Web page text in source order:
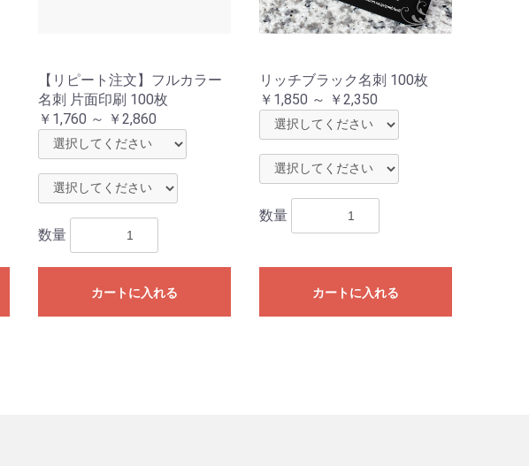
【リピート注文】フルカラー
名刺 片面印刷 100枚
￥1,760 ～ ￥2,860
数量
カートに入れる
リッチブラック名刺 100枚
￥1,850 ～ ￥2,350
数量
カートに入れる